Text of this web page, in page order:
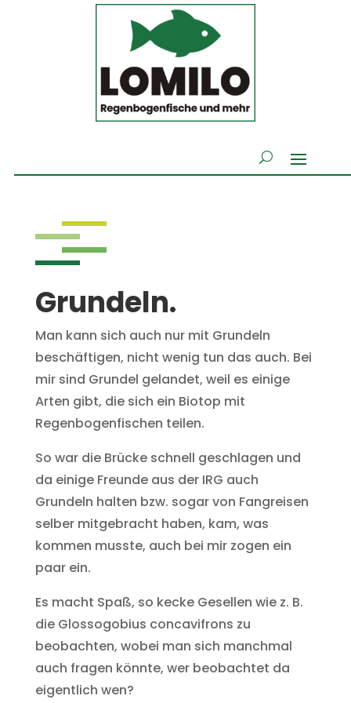
Grundeln.
Man kann sich auch nur mit Grundeln
beschäftigen, nicht wenig tun das auch. Bei
mir sind Grundel gelandet, weil es einige
Arten gibt, die sich ein Biotop mit
Regenbogenfischen teilen.
So war die Brücke schnell geschlagen und
da einige Freunde aus der IRG auch
Grundeln halten bzw. sogar von Fangreisen
selber mitgebracht haben, kam, was
kommen musste, auch bei mir zogen ein
paar ein.
Es macht Spaß, so kecke Gesellen wie z. B.
die Glossogobius concavifrons zu
beobachten, wobei man sich manchmal
auch fragen könnte, wer beobachtet da
eigentlich wen?